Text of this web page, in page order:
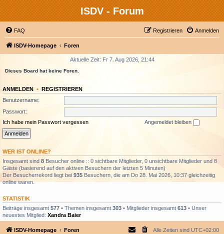
ISDV - Forum
FAQ Anmelden
Registrieren
ISDV-Homepage Foren
Aktuelle Zeit: Fr 7. Aug 2026, 21:44
Dieses Board hat keine Foren.
ANMELDEN • REGISTRIEREN
Benutzername:
Passwort:
Ich habe mein Passwort vergessen
Angemeldet bleiben
WER IST ONLINE?
Insgesamt sind 8 Besucher online :: 0 sichtbare Mitglieder, 0 unsichtbare Mitglieder und 8
Gäste (basierend auf den aktiven Besuchern der letzten 5 Minuten)
Der Besucherrekord liegt bei 935 Besuchern, die am Do 28. Mai 2026, 10:37 gleichzeitig
online waren.
STATISTIK
Beiträge insgesamt 577 • Themen insgesamt 303 • Mitglieder insgesamt 613 • Unser
neuestes Mitglied: Xandra Baier
ISDV-Homepage Foren Alle Zeiten sind UTC+02:00